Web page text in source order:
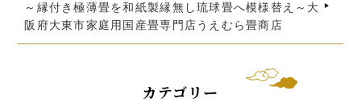
～縁付き極薄畳を和紙製縁無し琉球畳へ模様替え～大
阪府大東市家庭用国産畳専門店うえむら畳商店
カテゴリー